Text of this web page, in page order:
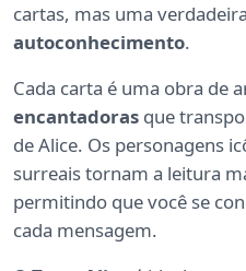
cartas, mas uma verdadeira
autoconhecimento.
Cada carta é uma obra de
encantadoras que
de Alice. Os personagens
surreais tornam a leitura
permitindo que você se
cada mensagem.